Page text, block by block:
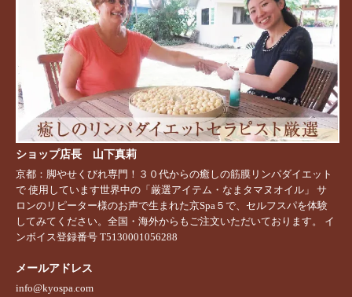
ショップ店長 山下真莉
京都：脚やせくびれ専門！３０代からの癒しの筋膜リンパダイエット
で 使用しています世界中の「厳選アイテム・なまタマヌオイル」 サ
ロンのリピーター様のお声で生まれた京Spa５で、セルフスパを体験
してみてください。全国・海外からもご注文いただいております。 イ
ンボイス登録番号 T5130001056288
メールアドレス
info@kyospa.com